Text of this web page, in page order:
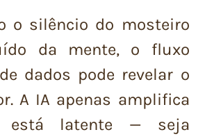
o silêncio do mosteiro
da mente, o fluxo
dados pode revelar o
A IA apenas amplifica
latente — seja